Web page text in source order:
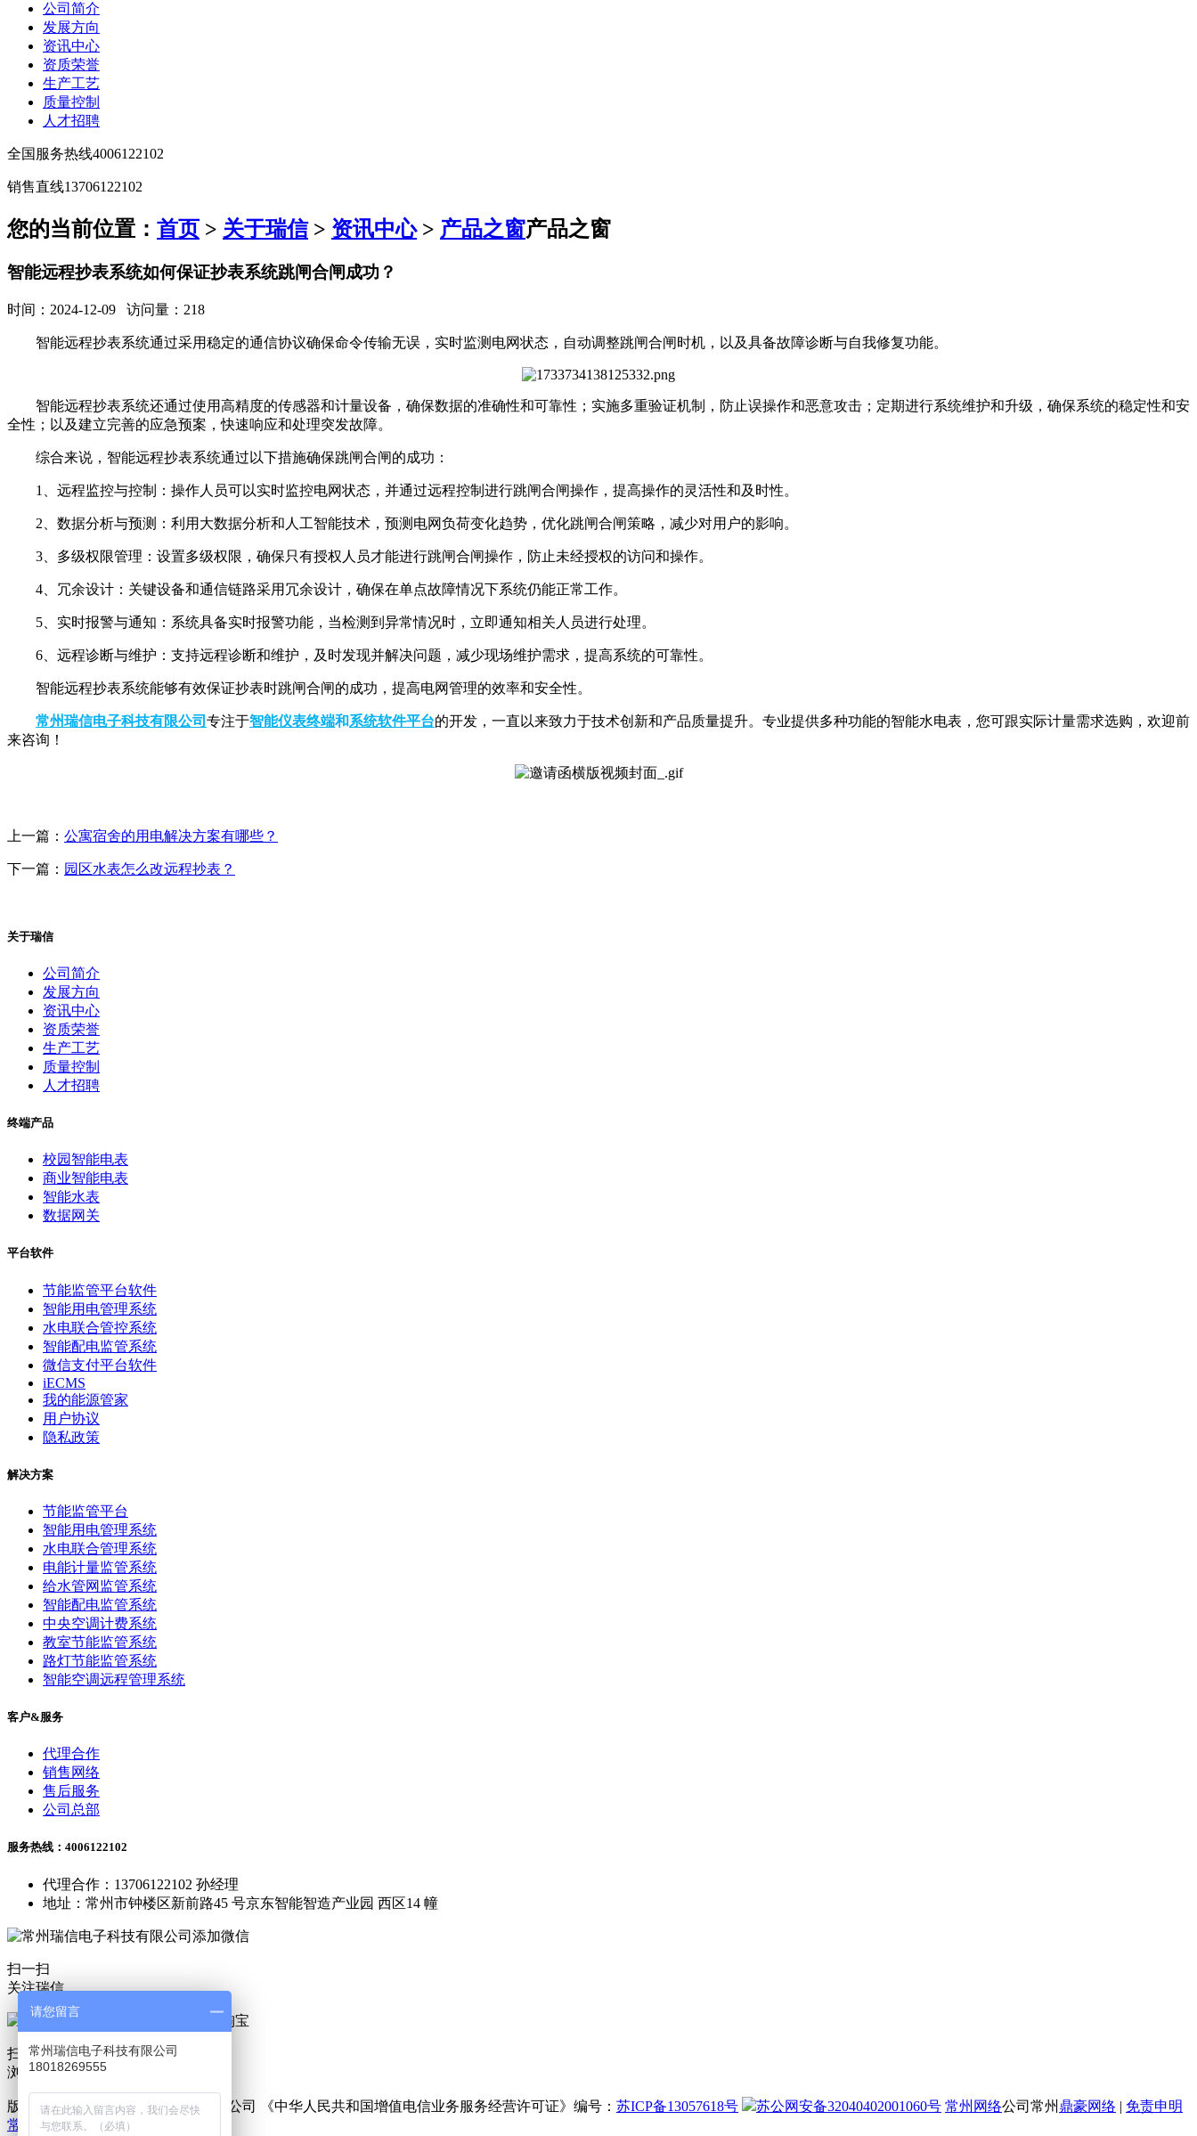
公司简介
发展方向
资讯中心
资质荣誉
生产工艺
质量控制
人才招聘
全国服务热线4006122102
销售直线13706122102
您的当前位置： 首页 > 关于瑞信> 资讯中心> 产品之窗产品之窗
智能远程抄表系统如何保证抄表系统跳闸合闸成功？
时间：2024-12-09 访问量：218
智能远程抄表系统通过采用稳定的通信协议确保命令传输无误，实时监测电网状态，自动调整跳闸合闸时机，以及具备故障诊断与自我修复功能。
智能远程抄表系统还通过使用高精度的传感器和计量设备，确保数据的准确性和可靠性；实施多重验证机制，防止误操作和恶意攻击；定期进行系统维护和升级，确保系统的稳定性和安
全性；以及建立完善的应急预案，快速响应和处理突发故障。
综合来说，智能远程抄表系统通过以下措施确保跳闸合闸的成功：
1、远程监控与控制：操作人员可以实时监控电网状态，并通过远程控制进行跳闸合闸操作，提高操作的灵活性和及时性。
2、数据分析与预测：利用大数据分析和人工智能技术，预测电网负荷变化趋势，优化跳闸合闸策略，减少对用户的影响。
3、多级权限管理：设置多级权限，确保只有授权人员才能进行跳闸合闸操作，防止未经授权的访问和操作。
4、冗余设计：关键设备和通信链路采用冗余设计，确保在单点故障情况下系统仍能正常工作。
5、实时报警与通知：系统具备实时报警功能，当检测到异常情况时，立即通知相关人员进行处理。
6、远程诊断与维护：支持远程诊断和维护，及时发现并解决问题，减少现场维护需求，提高系统的可靠性。
智能远程抄表系统能够有效保证抄表时跳闸合闸的成功，提高电网管理的效率和安全性。
常州瑞信电子科技有限公司 专注于智能仪表终端和系统软件平台的开发，一直以来致力于技术创新和产品质量提升。专业提供多种功能的智能水电表，您可跟实际计量需求选购，欢迎前
来咨询！
上一篇： 公寓宿舍的用电解决方案有哪些？
下一篇： 园区水表怎么改远程抄表？
关于瑞信
公司简介
发展方向
资讯中心
资质荣誉
生产工艺
质量控制
人才招聘
终端产品
校园智能电表
商业智能电表
智能水表
数据网关
平台软件
节能监管平台软件
智能用电管理系统
水电联合管控系统
智能配电监管系统
微信支付平台软件
iECMS
我的能源管家
用户协议
隐私政策
解决方案
节能监管平台
智能用电管理系统
水电联合管理系统
电能计量监管系统
给水管网监管系统
智能配电监管系统
中央空调计费系统
教室节能监管系统
路灯节能监管系统
智能空调远程管理系统
客户&服务
代理合作
销售网络
售后服务
公司总部
服务热线：4006122102
代理合作：13706122102 孙经理
地址：常州市钟楼区新前路45 号京东智能智造产业园 西区14 幢
扫一扫
关注瑞信
扫一扫
浏览淘宝
版权所有 © 常州瑞信电子科技有限公司 《中华人民共和国增值电信业务服务经营许可证》编号： 苏ICP备13057618号 苏公网安备32040402001060号 常州网络公司常州 鼎豪网络 | 免责申明
常州恒盾机械科技有限公司
请您留言
常州瑞信电子科技有限公司
18018269555